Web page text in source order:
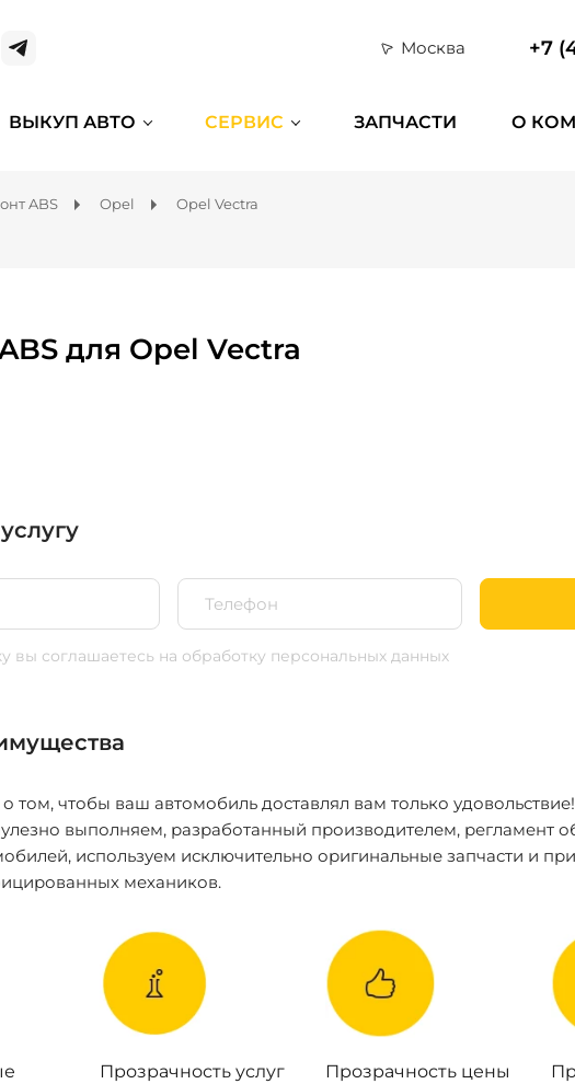
Москва +7
ВЫКУП АВТО СЕРВИС ЗАПЧАСТИ О
ABS Opel Opel Vectra
для Opel Vectra
вы соглашаетесь на обработку персональных данных
том, чтобы ваш автомобиль доставлял вам только
выполняем, разработанный производителем, регламент
используем исключительно оригинальные запчасти и
механиков.
Прозрачность услуг Прозрачность цены